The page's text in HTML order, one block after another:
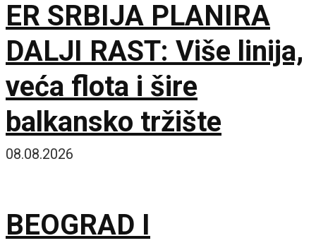
ER SRBIJA PLANIRA
DALJI RAST: Više linija,
veća flota i šire
balkansko tržište
08.08.2026
BEOGRAD I